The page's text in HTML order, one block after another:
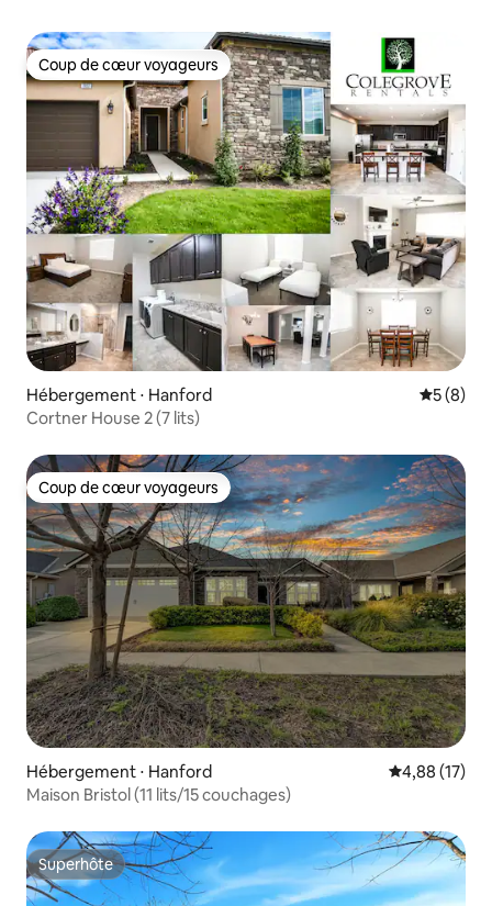
Coup de cœur voyageurs
Coup de cœur voyageurs
Hébergement ⋅ Hanford
5 (8)
Cortner House 2 (7 lits)
Coup de cœur voyageurs
Coup de cœur voyageurs
Hébergement ⋅ Hanford Évaluation
4,88 (17)
Maison Bristol (11 lits/15 couchages)
Superhôte
Superhôte